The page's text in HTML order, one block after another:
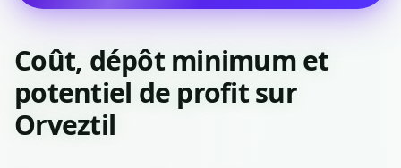
Coût, dépôt minimum et
potentiel de profit sur
Orveztil